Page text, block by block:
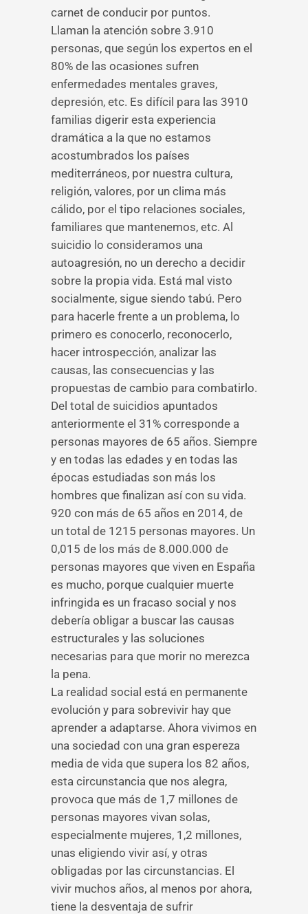
carnet de conducir por puntos.
Llaman la atención sobre 3.910
personas, que según los expertos en el
80% de las ocasiones sufren
enfermedades mentales graves,
depresión, etc. Es difícil para las 3910
familias digerir esta experiencia
dramática a la que no estamos
acostumbrados los países
mediterráneos, por nuestra cultura,
religión, valores, por un clima más
cálido, por el tipo relaciones sociales,
familiares que mantenemos, etc. Al
suicidio lo consideramos una
autoagresión, no un derecho a decidir
sobre la propia vida. Está mal visto
socialmente, sigue siendo tabú. Pero
para hacerle frente a un problema, lo
primero es conocerlo, reconocerlo,
hacer introspección, analizar las
causas, las consecuencias y las
propuestas de cambio para combatirlo.
Del total de suicidios apuntados
anteriormente el 31% corresponde a
personas mayores de 65 años. Siempre
y en todas las edades y en todas las
épocas estudiadas son más los
hombres que finalizan así con su vida.
920 con más de 65 años en 2014, de
un total de 1215 personas mayores. Un
0,015 de los más de 8.000.000 de
personas mayores que viven en España
es mucho, porque cualquier muerte
infringida es un fracaso social y nos
debería obligar a buscar las causas
estructurales y las soluciones
necesarias para que morir no merezca
la pena.
La realidad social está en permanente
evolución y para sobrevivir hay que
aprender a adaptarse. Ahora vivimos en
una sociedad con una gran espereza
media de vida que supera los 82 años,
esta circunstancia que nos alegra,
provoca que más de 1,7 millones de
personas mayores vivan solas,
especialmente mujeres, 1,2 millones,
unas eligiendo vivir así, y otras
obligadas por las circunstancias. El
vivir muchos años, al menos por ahora,
tiene la desventaja de sufrir